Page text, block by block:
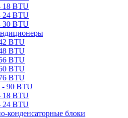
18 BTU
24 BTU
30 BTU
BTU
BTU
BTU
BTU
BTU
- 90 BTU
18 BTU
24 BTU
конденсаторные блоки